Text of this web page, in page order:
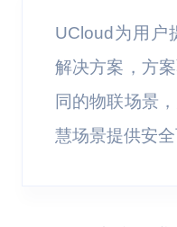
UCloud为用户
解决方案，方
同的物联场景
慧场景提供安全